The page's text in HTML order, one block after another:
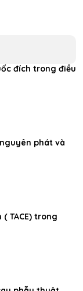
đích trong điều
phát và
TACE) trong